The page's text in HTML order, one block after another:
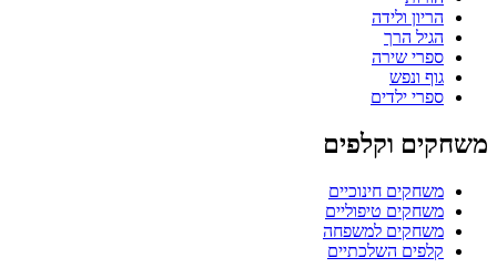
הריון ולידה
הגיל הרך
ספרי שירה
גוף ונפש
ספרי ילדים
משחקים וקלפים
משחקים חינוכיים
משחקים טיפוליים
משחקים למשפחה
קלפים השלכתיים